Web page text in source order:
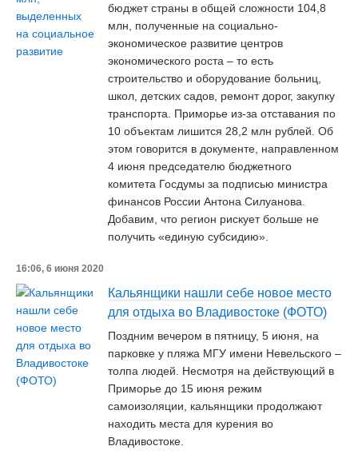
бюджет страны в общей сложности 104,8
млн, полученные на социально-
экономическое развитие центров
экономического роста – то есть
строительство и оборудование больниц,
школ, детских садов, ремонт дорог, закупку
транспорта. Приморье из-за отставания по
10 объектам лишится 28,2 млн рублей. Об
этом говорится в документе, направленном
4 июня председателю бюджетного
комитета Госдумы за подписью министра
финансов России Антона Силуанова.
Добавим, что регион рискует больше не
получить «единую субсидию».
16:06, 6 июня 2020
Кальянщики нашли себе новое место
для отдыха во Владивостоке (ФОТО)
Поздним вечером в пятницу, 5 июня, на
парковке у пляжа МГУ имени Невельского –
толпа людей. Несмотря на действующий в
Приморье до 15 июня режим
самоизоляции, кальянщики продолжают
находить места для курения во
Владивостоке.